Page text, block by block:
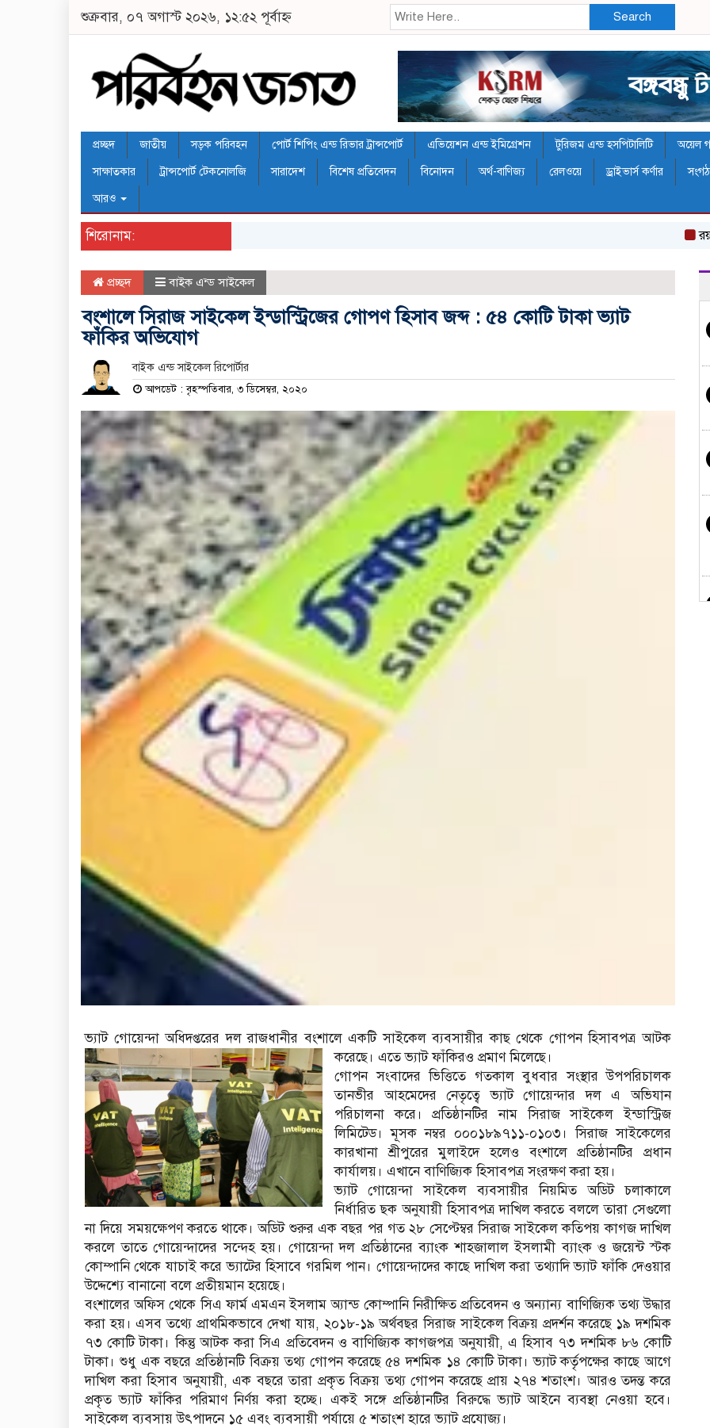
শুক্রবার, ০৭ অগাস্ট ২০২৬, ১২:৫২ পূর্বাহ্ন Search
প্রচ্ছদ জাতীয় সড়ক পরিবহন পোর্ট শিপিং এন্ড রিভার ট্রান্সপোর্ট এভিয়েশন এন্ড ইমিগ্রেশন টুরিজম এন্ড হসপিটালিটি অয়েল
সাক্ষাতকার
ট্রান্সপোর্ট টেকনোলজি সারাদেশ বিশেষ প্রতিবেদন বিনোদন অর্থ-বাণিজ্য রেলওয়ে ড্রাইভার্স কর্ণার
আরও
শিরোনাম: র‌য়্যাল
প্রচ্ছদ বাইক এন্ড সাইকেল
বংশালে সিরাজ সাইকেল ইন্ডাস্ট্রিজের গোপণ হিসাব জব্দ : ৫৪ কোটি টাকা ভ্যাট
ফাঁকির অভিযোগ
বাইক এন্ড সাইকেল রিপোর্টার
আপডেট : বৃহস্পতিবার, ৩ ডিসেম্বর, ২০২০
ভ্যাট গোয়েন্দা অধিদপ্তরের দল রাজধানীর বংশালে একটি সাইকেল ব্যবসায়ীর কাছ থেকে গোপন হিসাবপত্র আটক
করেছে। এতে ভ্যাট ফাঁকিরও প্রমাণ মিলেছে।
গোপন সংবাদের ভিত্তিতে গতকাল বুধবার সংস্থার উপপরিচালক
তানভীর আহমেদের নেতৃত্বে ভ্যাট গোয়েন্দার দল এ অভিযান
পরিচালনা করে। প্রতিষ্ঠানটির নাম সিরাজ সাইকেল ইন্ডাস্ট্রিজ
লিমিটেড। মূসক নম্বর ০০০১৮৯৭১১-০১০৩। সিরাজ সাইকেলের
কারখানা শ্রীপুরের মুলাইদে হলেও বংশালে প্রতিষ্ঠানটির প্রধান
কার্যালয়। এখানে বাণিজ্যিক হিসাবপত্র সংরক্ষণ করা হয়।
ভ্যাট গোয়েন্দা সাইকেল ব্যবসায়ীর নিয়মিত অডিট চলাকালে
নির্ধারিত ছক অনুযায়ী হিসাবপত্র দাখিল করতে বললে তারা সেগুলো
না দিয়ে সময়ক্ষেপণ করতে থাকে। অডিট শুরুর এক বছর পর গত ২৮ সেপ্টেম্বর সিরাজ সাইকেল কতিপয় কাগজ দাখিল
করলে তাতে গোয়েন্দাদের সন্দেহ হয়। গোয়েন্দা দল প্রতিষ্ঠানের ব্যাংক শাহজালাল ইসলামী ব্যাংক ও জয়েন্ট স্টক
কোম্পানি থেকে যাচাই করে ভ্যাটের হিসাবে গরমিল পান। গোয়েন্দাদের কাছে দাখিল করা তথ্যাদি ভ্যাট ফাঁকি দেওয়ার
উদ্দেশ্যে বানানো বলে প্রতীয়মান হয়েছে।
বংশালের অফিস থেকে সিএ ফার্ম এমএন ইসলাম অ্যান্ড কোম্পানি নিরীক্ষিত প্রতিবেদন ও অন্যান্য বাণিজ্যিক তথ্য উদ্ধার
করা হয়। এসব তথ্যে প্রাথমিকভাবে দেখা যায়, ২০১৮-১৯ অর্থবছর সিরাজ সাইকেল বিক্রয় প্রদর্শন করেছে ১৯ দশমিক
৭৩ কোটি টাকা। কিন্তু আটক করা সিএ প্রতিবেদন ও বাণিজ্যিক কাগজপত্র অনুযায়ী, এ হিসাব ৭৩ দশমিক ৮৬ কোটি
টাকা। শুধু এক বছরে প্রতিষ্ঠানটি বিক্রয় তথ্য গোপন করেছে ৫৪ দশমিক ১৪ কোটি টাকা। ভ্যাট কর্তৃপক্ষের কাছে আগে
দাখিল করা হিসাব অনুযায়ী, এক বছরে তারা প্রকৃত বিক্রয় তথ্য গোপন করেছে প্রায় ২৭৪ শতাংশ। আরও তদন্ত করে
প্রকৃত ভ্যাট ফাঁকির পরিমাণ নির্ণয় করা হচ্ছে। একই সঙ্গে প্রতিষ্ঠানটির বিরুদ্ধে ভ্যাট আইনে ব্যবস্থা নেওয়া হবে।
সাইকেল ব্যবসায় উৎপাদনে ১৫ এবং ব্যবসায়ী পর্যায়ে ৫ শতাংশ হারে ভ্যাট প্রযোজ্য।